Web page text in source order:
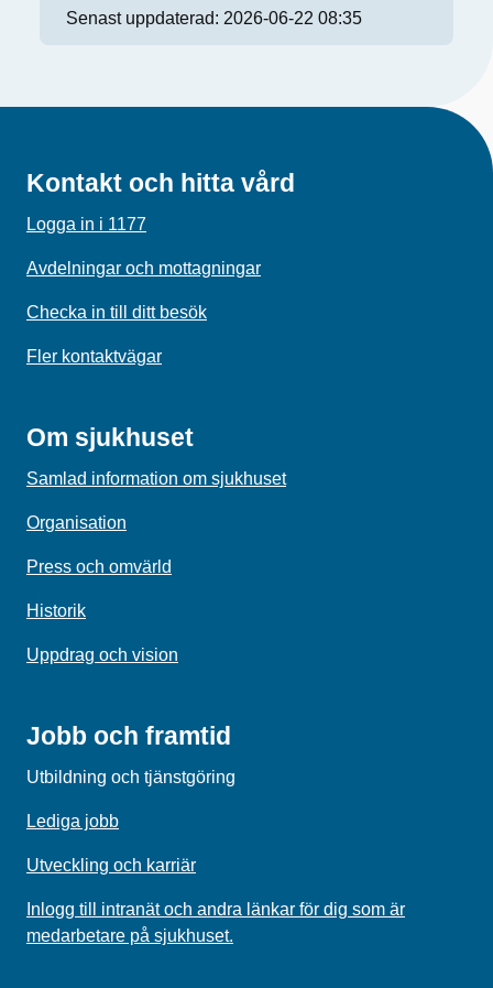
Senast uppdaterad: 2026-06-22 08:35
Kontakt och hitta vård
Logga in i 1177
Avdelningar och mottagningar
Checka in till ditt besök
Fler kontaktvägar
Om sjukhuset
Samlad information om sjukhuset
Organisation
Press och omvärld
Historik
Uppdrag och vision
Jobb och framtid
Utbildning och tjänstgöring
Lediga jobb
Utveckling och karriär
Inlogg till intranät och andra länkar för dig som är
medarbetare på sjukhuset.